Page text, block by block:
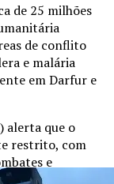
de 25 milhões
de conflito
e malária
em Darfur e
alerta que o
restrito, com
e
estão entre as